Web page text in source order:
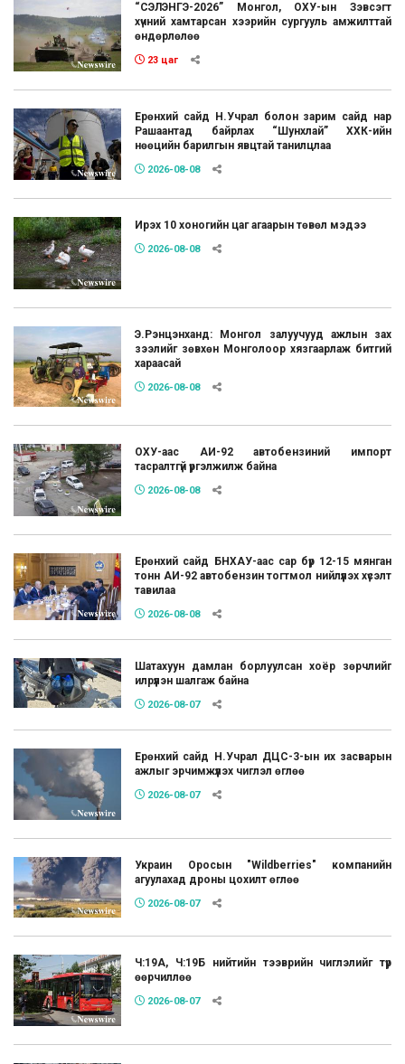
“СЭЛЭНГЭ-2026” Монгол, ОХУ-ын Зэвсэгт
хүчний хамтарсан хээрийн сургууль амжилттай
өндөрлөлөө
23 цаг
Ерөнхий сайд Н.Учрал болон зарим сайд нар
Рашаантад байрлах “Шунхлай” ХХК-ийн
нөөцийн барилгын явцтай танилцлаа
2026-08-08
Ирэх 10 хоногийн цаг агаарын төвөл мэдээ
2026-08-08
Э.Рэнцэнханд: Монгол залуучууд ажлын зах
зээлийг зөвхөн Монголоор хязгаарлаж битгий
хараасай
2026-08-08
ОХУ-аас АИ-92 автобензиний импорт
тасралтгүй үргэлжилж байна
2026-08-08
Ерөнхий сайд БНХАУ-аас сар бүр 12-15 мянган
тонн АИ-92 автобензин тогтмол нийлүүлэх хүсэлт
тавилаа
2026-08-08
Шатахуун дамлан борлуулсан хоёр зөрчлийг
илрүүлэн шалгаж байна
2026-08-07
Ерөнхий сайд Н.Учрал ДЦС-3-ын их засварын
ажлыг эрчимжүүлэх чиглэл өглөө
2026-08-07
Украин Оросын "Wildberries" компанийн
агуулахад дроны цохилт өглөө
2026-08-07
Ч:19А, Ч:19Б нийтийн тээврийн чиглэлийг түр
өөрчиллөө
2026-08-07